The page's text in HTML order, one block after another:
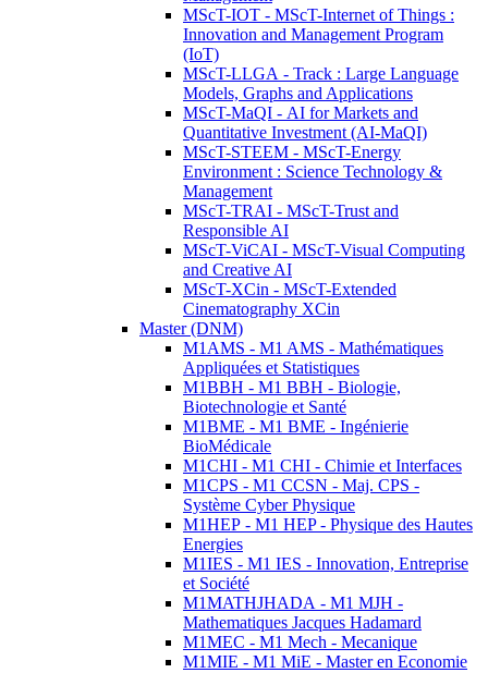
MScT-IOT - MScT-Internet of Things :
Innovation and Management Program
(IoT)
MScT-LLGA - Track : Large Language
Models, Graphs and Applications
MScT-MaQI - AI for Markets and
Quantitative Investment (AI-MaQI)
MScT-STEEM - MScT-Energy
Environment : Science Technology &
Management
MScT-TRAI - MScT-Trust and
Responsible AI
MScT-ViCAI - MScT-Visual Computing
and Creative AI
MScT-XCin - MScT-Extended
Cinematography XCin
Master (DNM)
M1AMS - M1 AMS - Mathématiques
Appliquées et Statistiques
M1BBH - M1 BBH - Biologie,
Biotechnologie et Santé
M1BME - M1 BME - Ingénierie
BioMédicale
M1CHI - M1 CHI - Chimie et Interfaces
M1CPS - M1 CCSN - Maj. CPS -
Système Cyber Physique
M1HEP - M1 HEP - Physique des Hautes
Energies
M1IES - M1 IES - Innovation, Entreprise
et Société
M1MATHJHADA - M1 MJH -
Mathematiques Jacques Hadamard
M1MEC - M1 Mech - Mecanique
M1MIE - M1 MiE - Master en Economie